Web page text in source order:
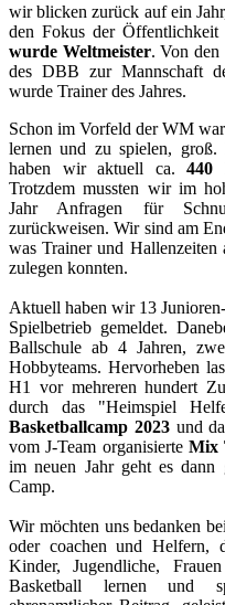
wir blicken zurück auf ein
den Fokus der
wurde Weltmeister. Von den
des DBB zur Mannschaft
wurde Trainer des Jahres.
Schon im Vorfeld der WM
lernen und zu spielen,
haben wir aktuell ca.440
Trotzdem mussten wir im
Jahr Anfragen für
zurückweisen. Wir sind am
was Trainer und
zulegen konnten.
Aktuell haben wir 13
Spielbetrieb gemeldet.
Ballschule ab 4 Jahren,
Hobbyteams. Hervorheben
H1 vor mehreren hundert
durch das "Heimspiel
Basketballcamp 2023und
vom J-Team organisierte Mix
im neuen Jahr geht es
Camp.
Wir möchten uns bedanken
oder coachen und Helfern,
Kinder, Jugendliche,
Basketball lernen und